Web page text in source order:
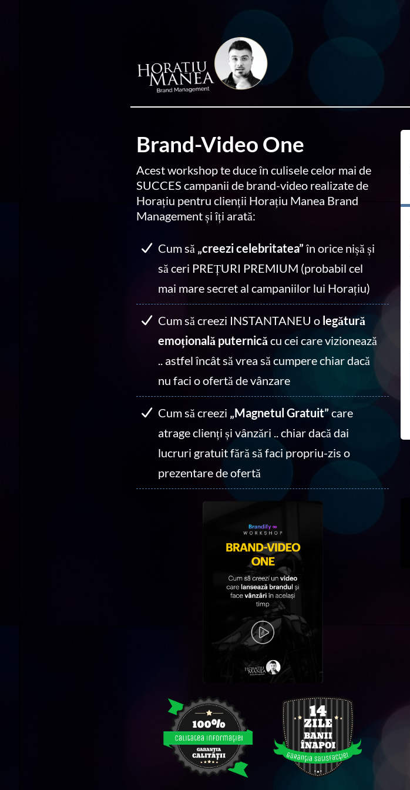
Brand-Video One
Acest workshop te duce în culisele celor mai de
SUCCES campanii de brand-video realizate de
Horațiu pentru clienții Horațiu Manea Brand
Management și îți arată:
Cum să „creezi celebritatea”în orice nișă și
să ceri PREȚURI PREMIUM (probabil cel
mai mare secret al campaniilor lui Horațiu)
Cum să creezi INSTANTANEU o legătură
emoțională puternică cu cei care vizionează
.. astfel încât să vrea să cumpere chiar dacă
nu faci o ofertă de vânzare
Cum să creezi „Magnetul Gratuit” care
atrage clienți și vânzări .. chiar dacă dai
lucruri gratuit fără să faci propriu-zis o
prezentare de ofertă